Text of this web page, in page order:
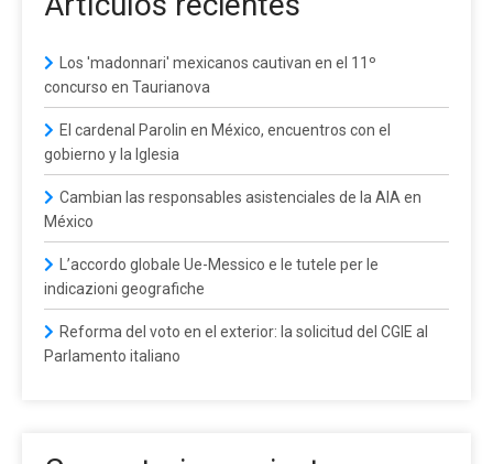
Los 'madonnari' mexicanos cautivan en el 11º
concurso en Taurianova
El cardenal Parolin en México, encuentros con el
gobierno y la Iglesia
Cambian las responsables asistenciales de la AIA en
México
L’accordo globale Ue-Messico e le tutele per le
indicazioni geografiche
Reforma del voto en el exterior: la solicitud del CGIE al
Parlamento italiano